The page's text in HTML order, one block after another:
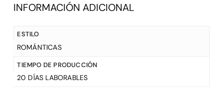
INFORMACIÓN ADICIONAL
ESTILO
ROMÁNTICAS
TIEMPO DE PRODUCCIÓN
20 DÍAS LABORABLES